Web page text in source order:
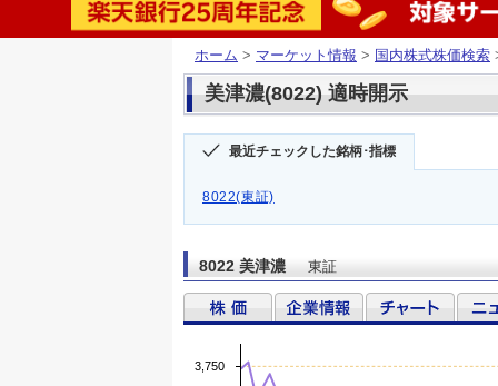
ホーム > マーケット情報 > 国内株式株価検索
美津濃(8022) 適時開示
最近チェックした銘柄･指標
8022(東証)
8022 美津濃 東証